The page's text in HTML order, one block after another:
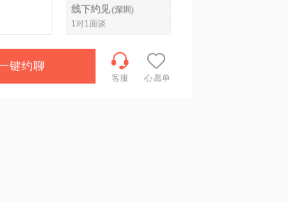
线下约见(深圳 )
1对1面谈
键约聊
客服 心愿单